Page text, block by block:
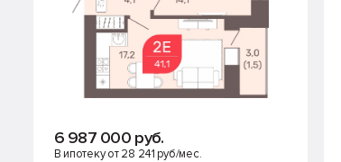
6 987 000 руб.
В ипотеку от 28 241 руб/мес.